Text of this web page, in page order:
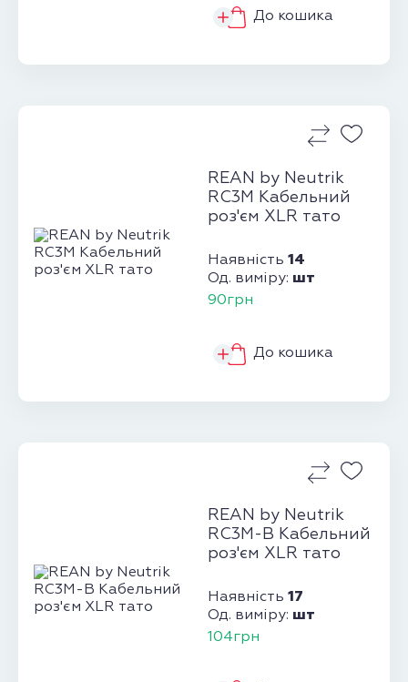
До кошика
REAN by Neutrik
RC3M Кабельний
роз'єм XLR тато
Наявність 14
Од. виміру: шт
90грн
До кошика
REAN by Neutrik
RC3M-B Кабельний
роз'єм XLR тато
Наявність 17
Од. виміру: шт
104грн